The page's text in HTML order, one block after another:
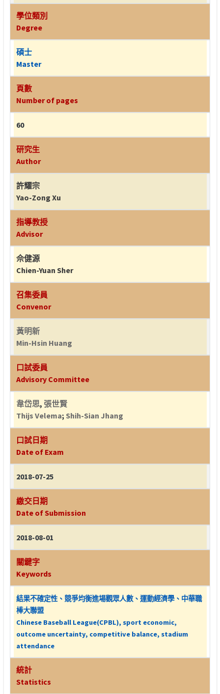
學位類別
Degree
碩士
Master
頁數
Number of pages
60
研究生
Author
許耀宗
Yao-Zong Xu
指導教授
Advisor
佘健源
Chien-Yuan Sher
召集委員
Convenor
黃明新
Min-Hsin Huang
口試委員
Advisory Committee
韋岱思, 張世賢
Thijs Velema; Shih-Sian Jhang
口試日期
Date of Exam
2018-07-25
繳交日期
Date of Submission
2018-08-01
關鍵字
Keywords
結果不確定性、競爭均衡進場觀眾人數、運動經濟學、中華職
棒大聯盟
Chinese Baseball League(CPBL), sport economic,
outcome uncertainty, competitive balance, stadium
attendance
統計
Statistics